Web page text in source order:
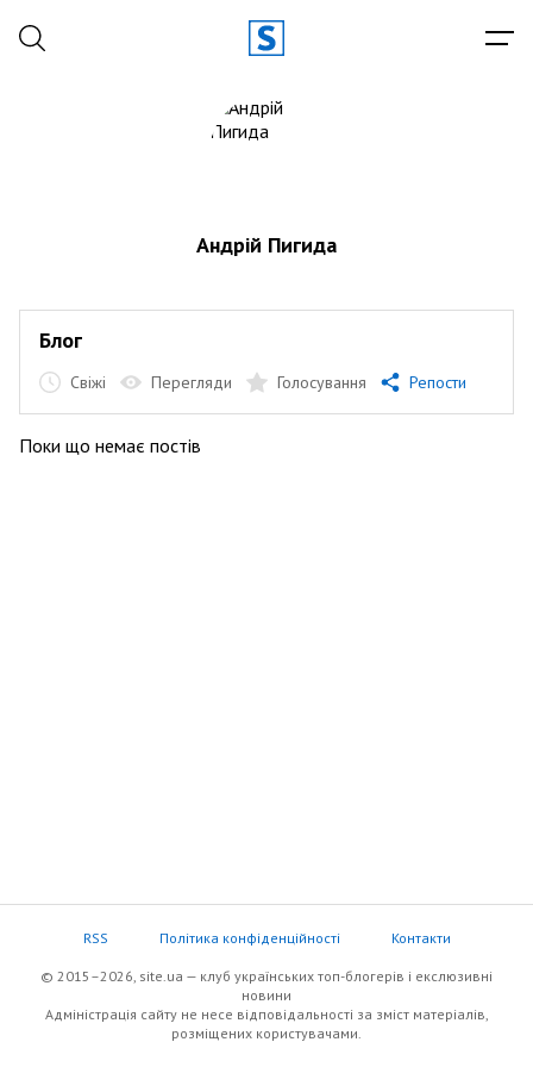
Андрій Пигида
Блог
Свіжі Перегляди Голосування Репости
Поки що немає постів
RSS Політика конфіденційності Контакти
© 2015–2026, site.ua — клуб українських топ-блогерів i екслюзивнi
новини
Адміністрація сайту не несе відповідальності за зміст матеріалів,
розміщених користувачами.